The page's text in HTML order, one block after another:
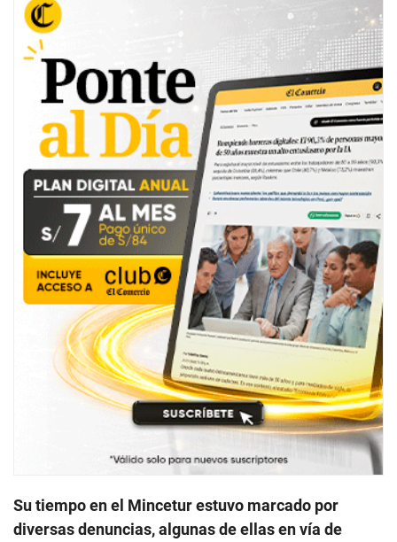
Su tiempo en el Mincetur estuvo marcado por
diversas denuncias, algunas de ellas en vía de